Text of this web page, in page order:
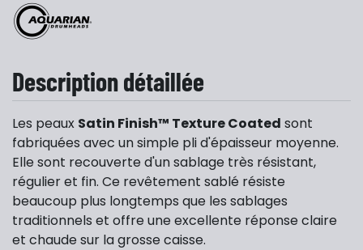
Description détaillée
Les peaux Satin Finish™ Texture Coated sont
fabriquées avec un simple pli d'épaisseur moyenne.
Elle sont recouverte d'un sablage très résistant,
régulier et fin. Ce revêtement sablé résiste
beaucoup plus longtemps que les sablages
traditionnels et offre une excellente réponse claire
et chaude sur la grosse caisse.